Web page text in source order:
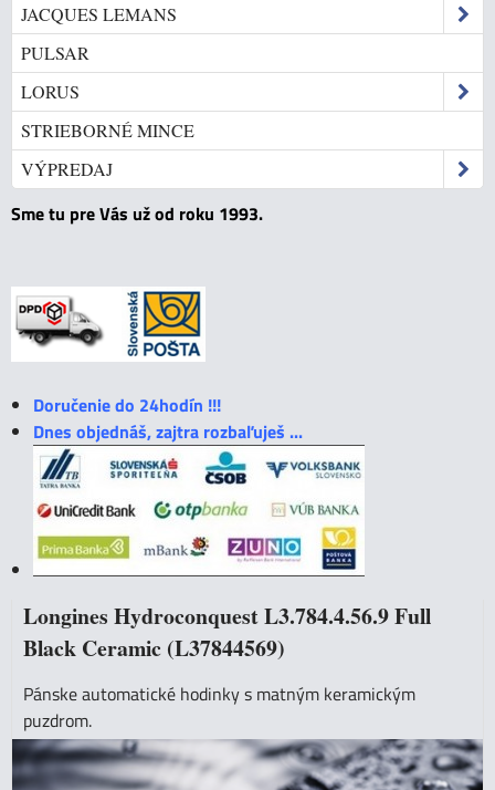
JACQUES LEMANS
PULSAR
LORUS
STRIEBORNÉ MINCE
VÝPREDAJ
Sme tu pre Vás už od roku 1993.
Doručenie do 24hodín !!!
Dnes objednáš, zajtra rozbaľuješ ...
Longines Hydroconquest L3.784.4.56.9 Full
Black Ceramic (L37844569)
Pánske automatické hodinky s matným keramickým
puzdrom.